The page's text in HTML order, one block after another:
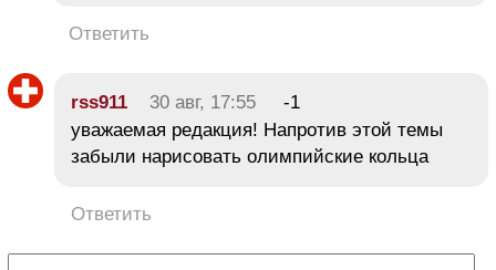
Ответить
rss911 30 авг, 17:55
-1
уважаемая редакция! Напротив этой темы
забыли нарисовать олимпийские кольца
Ответить